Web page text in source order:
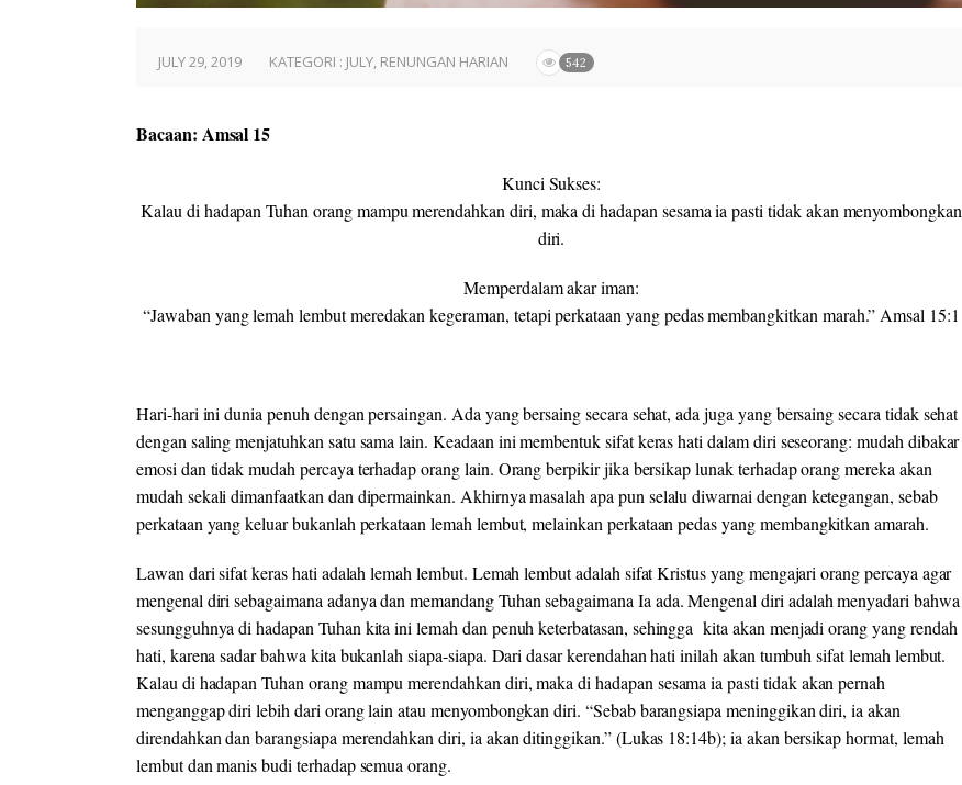
JULY 29, 2019 KATEGORI : JULY, RENUNGAN HARIAN 542
Bacaan: Amsal 15
Kunci Sukses:
Kalau di hadapan Tuhan orang mampu merendahkan diri, maka di hadapan sesama ia pasti tidak akan menyombongkan
diri.
Memperdalam akar iman:
“Jawaban yang lemah lembut meredakan kegeraman, tetapi perkataan yang pedas membangkitkan marah.” Amsal 15:1
Hari-hari ini dunia penuh dengan persaingan. Ada yang bersaing secara sehat, ada juga yang bersaing secara tidak sehat
dengan saling menjatuhkan satu sama lain. Keadaan ini membentuk sifat keras hati dalam diri seseorang: mudah dibakar
emosi dan tidak mudah percaya terhadap orang lain. Orang berpikir jika bersikap lunak terhadap orang mereka akan
mudah sekali dimanfaatkan dan dipermainkan. Akhirnya masalah apa pun selalu diwarnai dengan ketegangan, sebab
perkataan yang keluar bukanlah perkataan lemah lembut, melainkan perkataan pedas yang membangkitkan amarah.
Lawan dari sifat keras hati adalah lemah lembut. Lemah lembut adalah sifat Kristus yang mengajari orang percaya agar
mengenal diri sebagaimana adanya dan memandang Tuhan sebagaimana Ia ada. Mengenal diri adalah menyadari bahwa
sesungguhnya di hadapan Tuhan kita ini lemah dan penuh keterbatasan, sehingga kita akan menjadi orang yang rendah
hati, karena sadar bahwa kita bukanlah siapa-siapa. Dari dasar kerendahan hati inilah akan tumbuh sifat lemah lembut.
Kalau di hadapan Tuhan orang mampu merendahkan diri, maka di hadapan sesama ia pasti tidak akan pernah
menganggap diri lebih dari orang lain atau menyombongkan diri. “Sebab barangsiapa meninggikan diri, ia akan
direndahkan dan barangsiapa merendahkan diri, ia akan ditinggikan.” (Lukas 18:14b); ia akan bersikap hormat, lemah
lembut dan manis budi terhadap semua orang.